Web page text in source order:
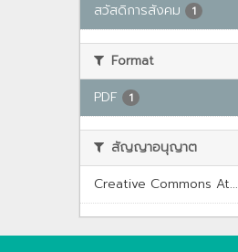
สวัสดิการสังคม 1
Format
PDF
1
สัญญาอนุญาต
Creative Commons At...